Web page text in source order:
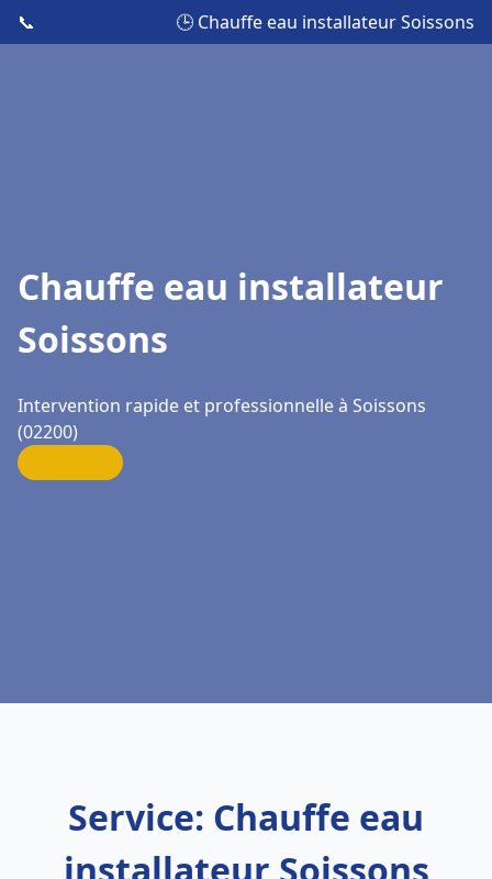
📞 🕒 Chauffe eau installateur Soissons
Chauffe eau installateur
Soissons
Intervention rapide et professionnelle à Soissons
(02200)
Service: Chauffe eau